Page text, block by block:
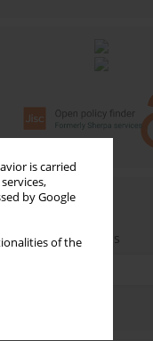
is carried
by Google
of the
alerts
your email address